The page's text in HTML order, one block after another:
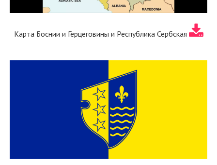
Карта Боснии и Герцеговины и Республика Сербская